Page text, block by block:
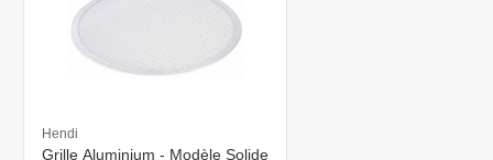
Hendi
Grille Aluminium - Modèle Solide